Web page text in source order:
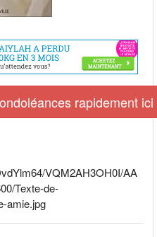
rapidement ici
VQM2AH3OH0I/AA
Texte-de-
amie.jpg